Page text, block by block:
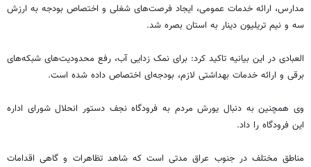
مدارس، ارائه خدمات عمومی، ایجاد فرصت‌های شغلی و اختصاص بودجه به ارزش
سه و نیم تریلیون دینار به استان بصره شد.
العبادی در این بیانیه تاکید کرد: برای نمک زدایی آب، رفع محدودیت‌های شبکه‌های
برقی و ارائه خدمات بهداشتی لازم، بودجه‌ای اختصاص داده شده است.
وی همچنین به دنبال یورش مردم به فرودگاه نجف دستور انحلال شورای اداره
این فرودگاه را داد.
مناطق مختلف در جنوب عراق مدتی است که شاهد تظاهرات و گاهی اقدامات